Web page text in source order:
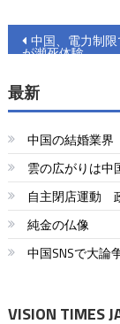
投
ナ
ビ
ゲ
ー
シ
ョ
中国、電力制
が瀕死体験
最新
中国の結婚業
雲の広がりは
自主閉店運動
純金の仏像
中国SNSで大
VISION TIMES